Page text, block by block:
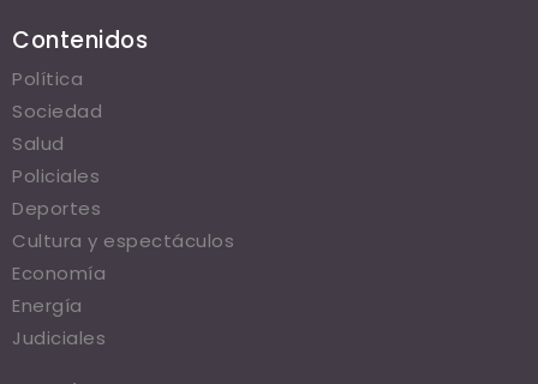
Contenidos
Política
Sociedad
Salud
Policiales
Deportes
Cultura y espectáculos
Economía
Energía
Judiciales